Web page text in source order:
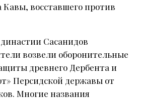
Кавы, восставшего против
Сасанидов
возвели оборонительные
древнего Дербента и
Персидской державы от
Многие названия